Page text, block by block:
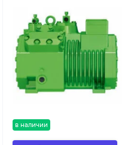
в наличии